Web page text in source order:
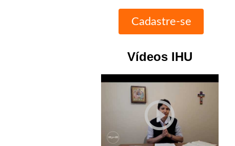
Vídeos IHU
play_circle_outline